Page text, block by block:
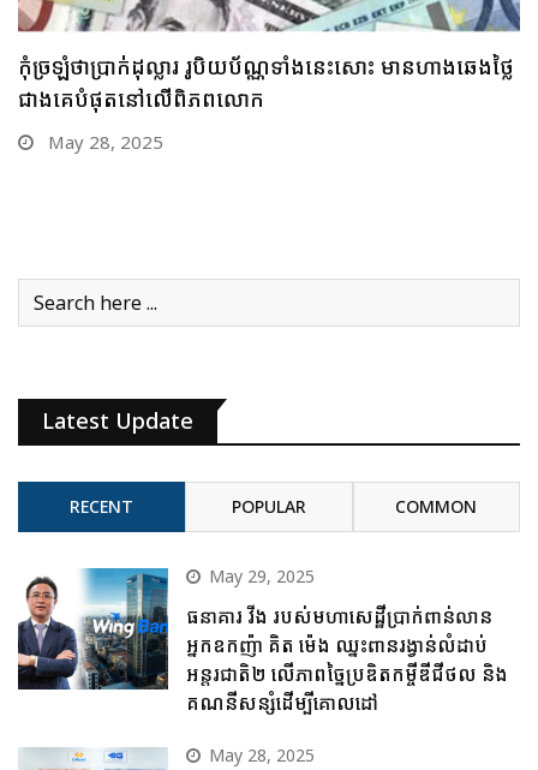
គួរប្រុងប្រយ័ត្ន ប្រយ័ត្នមាសឡើងថ្លៃខ្លាំង រកលុយទិញមិនបាន
បើមាសឡើងថ្លៃឥតឈប់ឈរអញ្ចឹងនោះ
May 26, 2025
Latest Update
RECENT POPULAR COMMON
May 29, 2025
ធនាគារ វីង របស់មហាសេដ្ឋីប្រាក់ពាន់លាន
អ្នកឧកញ៉ា គិត ម៉េង ឈ្នះពានរង្វាន់លំដាប់
អន្តរជាតិ២ លើភាពច្នៃប្រឌិតកម្ចីឌីជីថល និង
គណនីសន្សំដើម្បីគោលដៅ
May 28, 2025